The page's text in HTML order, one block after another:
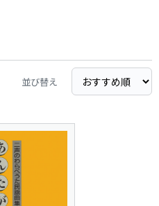
並び替え